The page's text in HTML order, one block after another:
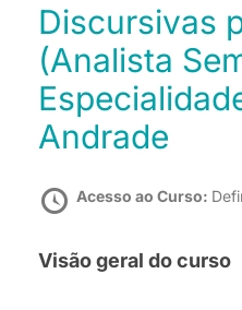
Discursivas para o TJRJ
(Analista
Andrade
Acesso ao Curso:
Visão geral do curso